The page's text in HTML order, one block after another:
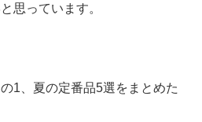
思っています。
1、夏の定番品5選をまとめた